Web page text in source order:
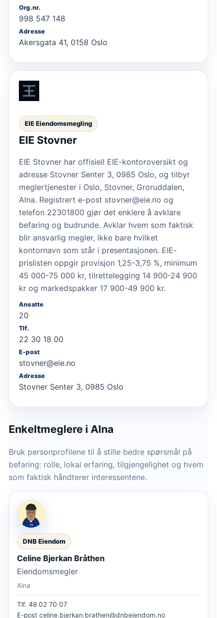
Org.nr.
998 547 148
Adresse
Akersgata 41, 0158 Oslo
EIE Eiendomsmegling
EIE Stovner
EIE Stovner har offisiell EIE-kontoroversikt og
adresse Stovner Senter 3, 0985 Oslo, og tilbyr
meglertjenester i Oslo, Stovner, Groruddalen,
Alna. Registrert e-post stovner@eie.no og
telefon 22301800 gjør det enklere å avklare
befaring og budrunde. Avklar hvem som faktisk
blir ansvarlig megler, ikke bare hvilket
kontornavn som står i presentasjonen. EIE-
prislisten oppgir provisjon 1,25-3,75 %, minimum
45 000-75 000 kr, tilrettelegging 14 900-24 900
kr og markedspakker 17 900-49 900 kr.
Ansatte
20
Tlf.
22 30 18 00
E-post
stovner@eie.no
Adresse
Stovner Senter 3, 0985 Oslo
Enkeltmeglere i Alna
Bruk personprofilene til å stille bedre spørsmål på
befaring: rolle, lokal erfaring, tilgjengelighet og hvem
som faktisk håndterer interessentene.
DNB Eiendom
Celine Bjerkan Bråthen
Eiendomsmegler
Alna
Tlf. 48 02 70 07
E-post celine.bjerkan.brathen@dnbeiendom.no